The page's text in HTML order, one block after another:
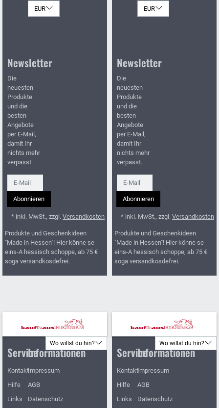
EUR
Newsletter
Die
neuesten
Produkte
und die
besten
Angebote
per E-Mail,
damit Ihr
nichts mehr
verpasst.
Newsletter
Abonnieren
* inkl. MwSt., zzgl. Versandkosten
Produkte und Geschenkideen
"Made in Hessen"! Hier könne se
eins-A hessisch schoppe, ab 75 €
soga versandkosdefrei.
EUR
Newsletter
Die
neuesten
Produkte
und die
besten
Angebote
per E-Mail,
damit Ihr
nichts mehr
verpasst.
Newsletter
Abonnieren
* inkl. MwSt., zzgl. Versandkosten
Produkte und Geschenkideen
"Made in Hessen"! Hier könne se
eins-A hessisch schoppe, ab 75 €
soga versandkosdefrei.
Wo willst du hin?
Service
Kontakt
Hilfe
Links
Informationen
Impressum
AGB
Datenschutz
Wo willst du hin?
Service
Kontakt
Hilfe
Links
Informationen
Impressum
AGB
Datenschutz